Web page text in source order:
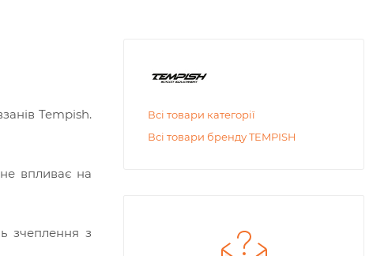
Tempish.
не впливає на
зчеплення з
Всі товари категорії
Всі товари бренду TEMPISH